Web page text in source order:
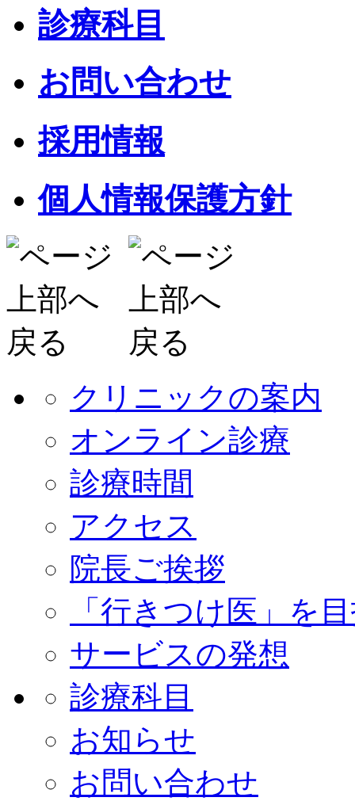
診療科目
お問い合わせ
採用情報
個人情報保護方針
クリニックの案内
オンライン診療
診療時間
アクセス
院長ご挨拶
「行きつけ医」を
サービスの発想
診療科目
お知らせ
お問い合わせ